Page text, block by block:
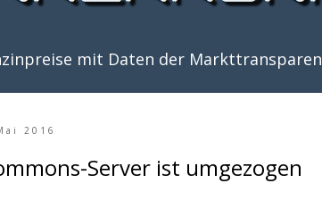
mit Daten der
2016
Server ist umgezogen